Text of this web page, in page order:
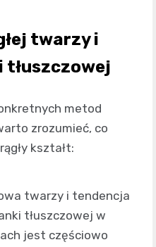
twarzy i
metod
zrozumieć, co
kształt:
twarzy i tendencja
tłuszczowej w
jest częściowo